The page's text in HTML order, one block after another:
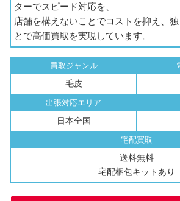
ターでスピード対応を、
店舗を構えないことでコストを抑え、
とで高価買取を実現しています。
買取ジャンル
毛皮
出張対応エリア
日本全国
宅配買取
送料無料
宅配梱包キットあり